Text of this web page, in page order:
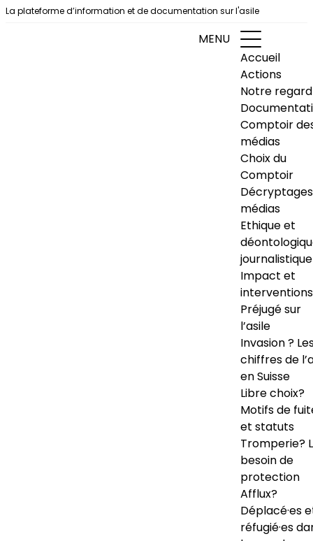
Aller au contenu
La plateforme d’information et de documentation sur l'asile
MENU
Accueil
Actions
Notre regard
Comptoir
médias
Choix du
Comptoir
Décryptages
médias
Ethique et
journalistique
Impact et
interventions
Préjugé sur
l’asile
Invasion ?
chiffres de
en Suisse
Libre choix?
Motifs de
et statuts
Tromperie?
besoin de
protection
Afflux?
Déplacé·es
réfugié·es